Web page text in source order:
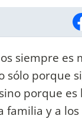
siempre es
sólo porque
porque es
familia y a los